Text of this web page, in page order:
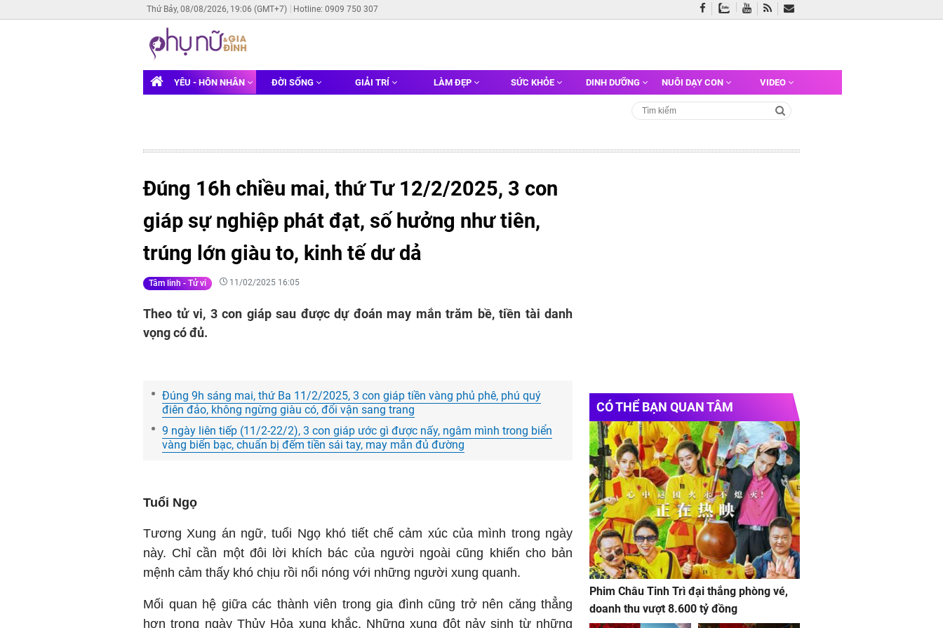
Thứ Bảy, 08/08/2026, 19:06 (GMT+7) Hotline: 0909 750 307
YÊU - HÔN NHÂN ĐỜI SỐNG GIẢI TRÍ LÀM ĐẸP SỨC KHỎE DINH DƯỠNG NUÔI DẠY CON VIDEO
Đúng 16h chiều mai, thứ Tư 12/2/2025, 3 con
giáp sự nghiệp phát đạt, số hưởng như tiên,
trúng lớn giàu to, kinh tế dư dả
Tâm linh - Tử vi 11/02/2025 16:05
Theo tử vi, 3 con giáp sau được dự đoán may mắn trăm bề, tiền tài danh
vọng có đủ.
Đúng 9h sáng mai, thứ Ba 11/2/2025, 3 con giáp tiền vàng phủ phê, phú quý
điên đảo, không ngừng giàu có, đổi vận sang trang
9 ngày liên tiếp (11/2-22/2), 3 con giáp ước gì được nấy, ngâm mình trong biển
vàng biển bạc, chuẩn bị đếm tiền sái tay, may mắn đủ đường
Tuổi Ngọ
Tương Xung án ngữ, tuổi Ngọ khó tiết chế cảm xúc của mình trong ngày
này. Chỉ cần một đôi lời khích bác của người ngoài cũng khiến cho bản
mệnh cảm thấy khó chịu rồi nổi nóng với những người xung quanh.
Mối quan hệ giữa các thành viên trong gia đình cũng trở nên căng thẳng
hơn trong ngày Thủy Hỏa xung khắc. Những xung đột nảy sinh từ những
CÓ THỂ BẠN QUAN TÂM
Phim Châu Tinh Trì đại thắng phòng vé,
doanh thu vượt 8.600 tỷ đồng